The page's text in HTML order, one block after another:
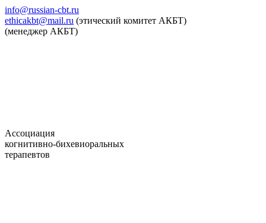
info@russian-cbt.ru
ethicakbt@mail.ru (этический комитет АКБТ)
(менеджер АКБТ)
Ассоциация
когнитивно-бихевиоральных
терапевтов